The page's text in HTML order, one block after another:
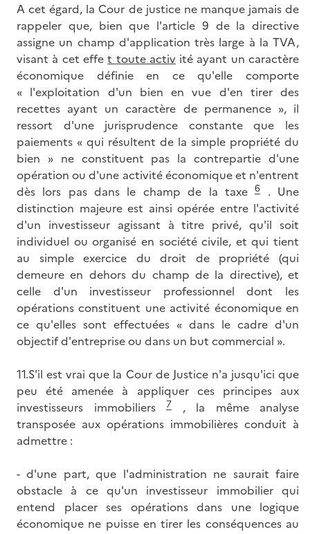
A cet égard, la Cour de justice ne manque jamais de
rappeler que, bien que l'article 9 de la directive
assigne un champ d'application très large à la TVA,
visant à cet effet toute activité ayant un caractère
économique définie en ce qu'elle comporte
« l'exploitation d'un bien en vue d'en tirer des
recettes ayant un caractère de permanence », il
ressort d'une jurisprudence constante que les
paiements « qui résultent de la simple propriété du
bien » ne constituent pas la contrepartie d'une
opération ou d'une activité économique et n'entrent
dès lors pas dans le champ de la taxe6 . Une
distinction majeure est ainsi opérée entre l'activité
d'un investisseur agissant à titre privé, qu'il soit
individuel ou organisé en société civile, et qui tient
au simple exercice du droit de propriété (qui
demeure en dehors du champ de la directive), et
celle d'un investisseur professionnel dont les
opérations constituent une activité économique en
ce qu'elles sont effectuées « dans le cadre d'un
objectif d'entreprise ou dans un but commercial ».
11.S'il est vrai que la Cour de Justice n'a jusqu'ici que
peu été amenée à appliquer ces principes aux
investisseurs immobiliers
7
, la même analyse
transposée aux opérations immobilières conduit à
admettre :
- d'une part, que l'administration ne saurait faire
obstacle à ce qu'un investisseur immobilier qui
entend placer ses opérations dans une logique
économique ne puisse en tirer les conséquences au